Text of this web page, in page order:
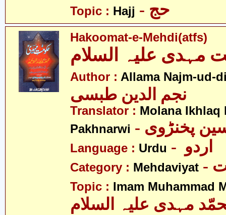
Topic : Hajj - حج
Hakoomat-e-Mehdi(atfs)
مہدی علیہ السلام
Author : Allama Najm-ud-
نجم الدین طبسی
Translator : Molana Ikhlaq
Pakhnarwi
پخنڑوی
Language : Urdu
Category : Mehdaviyat
Topic : Imam Muhammad
مہدی علیہ السلام